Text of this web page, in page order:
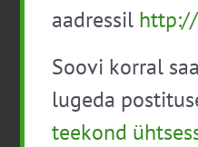
Viimased uudised
aadressil
Soovi korral
lugeda
teekond